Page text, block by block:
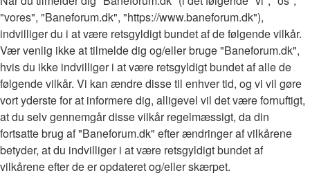
"vores", "Baneforum.dk", "https://www.baneforum.dk"),
indvilliger du i at være retsgyldigt bundet af de følgende vilkår.
Vær venlig ikke at tilmelde dig og/eller bruge "Baneforum.dk",
hvis du ikke indvilliger i at være retsgyldigt bundet af alle de
følgende vilkår. Vi kan ændre disse til enhver tid, og vi vil gøre
vort yderste for at informere dig, alligevel vil det være fornuftigt,
at du selv gennemgår disse vilkår regelmæssigt, da din
fortsatte brug af "Baneforum.dk" efter ændringer af vilkårene
betyder, at du indvilliger i at være retsgyldigt bundet af
vilkårene efter de er opdateret og/eller skærpet.